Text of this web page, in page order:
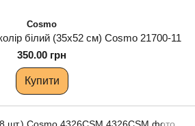
Cosmo
білий (35х52 см) Cosmo 21700-11
350.00 грн
Купити